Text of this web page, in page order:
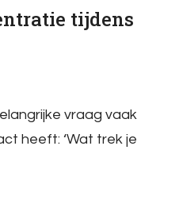
tijdens
vraag vaak
heeft: ‘Wat trek je